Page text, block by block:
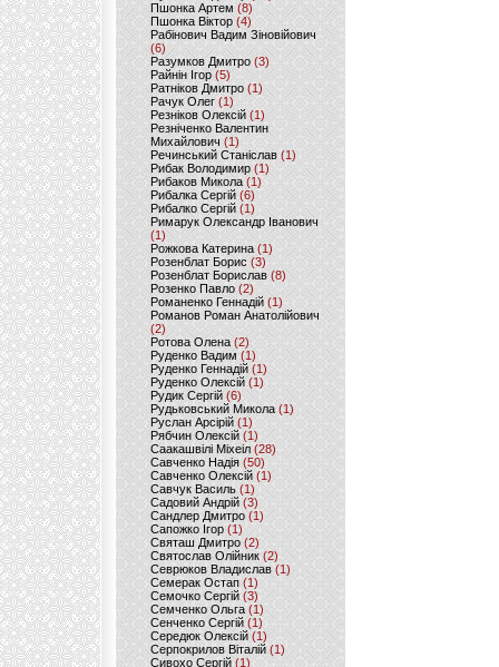
Пшонка Артем (8)
Пшонка Віктор(4)
Рабінович Вадим Зіновійович
(6)
Разумков Дмитро (3)
Райнін Ігор(5)
Ратніков Дмитро (1)
Рачук Олег (1)
Резніков Олексій(1)
Резніченко Валентин
Михайлович (1)
Речинський Станіслав (1)
Рибак Володимир(1)
Рибаков Микола(1)
Рибалка Сергій (6)
Рибалко Сергій (1)
Римарук Олександр Іванович
(1)
Рожкова Катерина(1)
Розенблат Борис (3)
Розенблат Борислав (8)
Розенко Павло (2)
Романенко Геннадій (1)
Романов Роман Анатолійович
(2)
Ротова Олена(2)
Руденко Вадим (1)
Руденко Геннадій (1)
Руденко Олексій(1)
Рудик Сергій(6)
Рудьковський Микола (1)
Руслан Арсірій(1)
Рябчин Олексій (1)
Саакашвілі Міхеіл(28)
Савченко Надія (50)
Савченко Олексій(1)
Савчук Василь (1)
Садовий Андрій (3)
Сандлер Дмитро(1)
Сапожко Ігор(1)
Святаш Дмитро (2)
Святослав Олійник (2)
Севрюков Владислав (1)
Семерак Остап (1)
Семочко Сергій (3)
Семченко Ольга (1)
Сенченко Сергій(1)
Середюк Олексій(1)
Серпокрилов Віталій(1)
Сивохо Сергій(1)